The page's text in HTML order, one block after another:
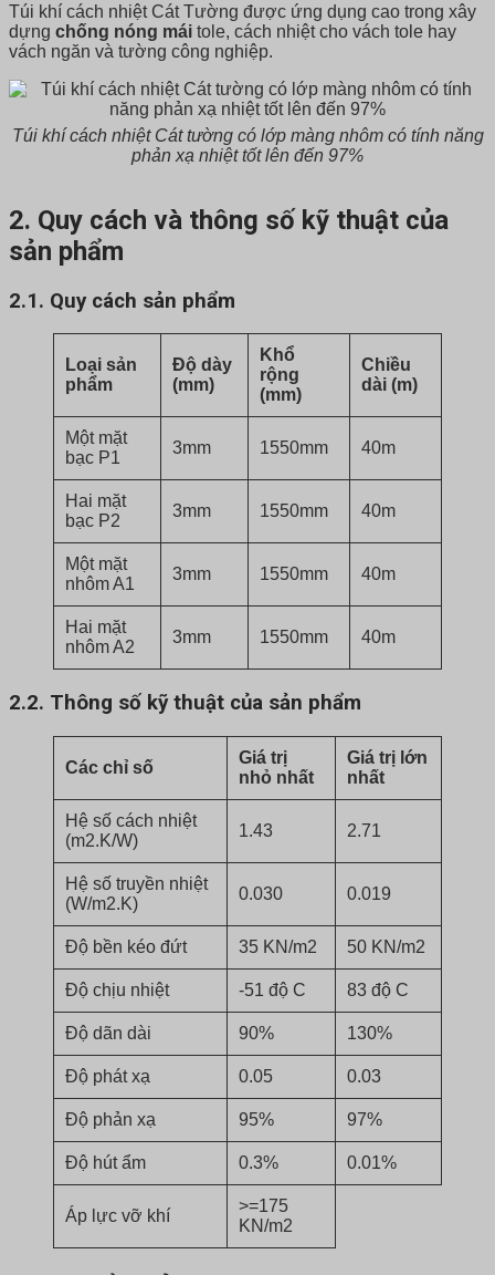
Túi khí cách nhiệt Cát Tường được ứng dụng cao trong xây
dựng chống nóng mái tole, cách nhiệt cho vách tole hay
vách ngăn và tường công nghiệp.
Túi khí cách nhiệt Cát tường có lớp màng nhôm có tính năng
phản xạ nhiệt tốt lên đến 97%
2. Quy cách và thông số kỹ thuật của
sản phẩm
2.1. Quy cách sản phẩm
Loại sản
phẩm
Độ dày
(mm)
Khổ
rộng
(mm)
Chiều
dài (m)
Một mặt
bạc P1
3mm 1550mm 40m
Hai mặt
bạc P2
3mm 1550mm 40m
Một mặt
nhôm A1
3mm 1550mm 40m
Hai mặt
nhôm A2
3mm 1550mm 40m
2.2. Thông số kỹ thuật của sản phẩm
Các chỉ số
Giá trị
nhỏ nhất
Giá trị lớn
nhất
Hệ số cách nhiệt
(m2.K/W)
1.43 2.71
Hệ số truyền nhiệt
(W/m2.K)
0.030 0.019
Độ bền kéo đứt 35 KN/m2 50 KN/m2
Độ chịu nhiệt -51 độ C 83 độ C
Độ dãn dài 90% 130%
Độ phát xạ 0.05 0.03
Độ phản xạ 95% 97%
Độ hút ẩm 0.3% 0.01%
Áp lực vỡ khí
>=175
KN/m2